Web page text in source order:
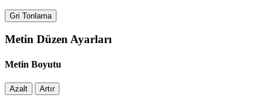
Gri Tonlama
Metin Düzen Ayarları
Metin Boyutu
Azalt Artır